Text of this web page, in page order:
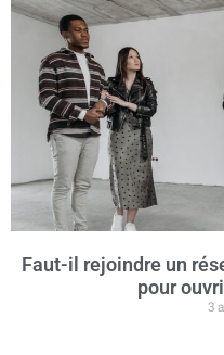
Faut-il rejoindre un
pour
3